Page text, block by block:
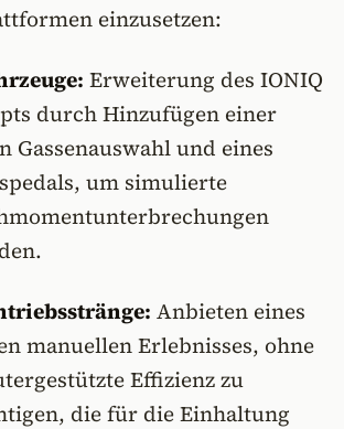
einzusetzen:
Erweiterung des IONIQ
durch Hinzufügen einer
Gassenauswahl und eines
um simulierte
Anbieten eines
manuellen Erlebnisses, ohne
Effizienz zu
die für die Einhaltung